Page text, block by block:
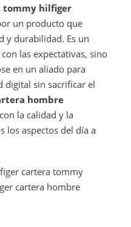
tommy hilfiger
un producto que
y durabilidad. Es un
las expectativas, sino
en un aliado para
digital sin sacrificar el
hombre
la calidad y la
los aspectos del día a
cartera tommy
cartera hombre